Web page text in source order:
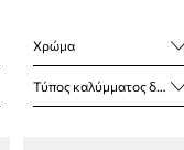
Χρώμα
Τύπος καλύμματος δακτύλων